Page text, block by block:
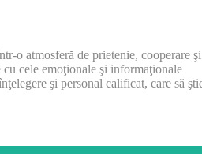
o atmosferă de prietenie, cooperare
cele emoţionale şi informaţionale
şi personal calificat, care să